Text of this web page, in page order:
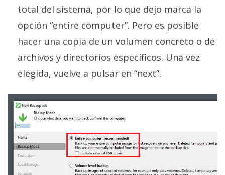
total del sistema, por lo que dejo marca la
opción “entire computer”. Pero es posible
hacer una copia de un volumen concreto o de
archivos y directorios específicos. Una vez
elegida, vuelve a pulsar en “next”.